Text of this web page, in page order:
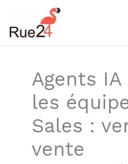
contenu
Agents
les
Sales :
vente